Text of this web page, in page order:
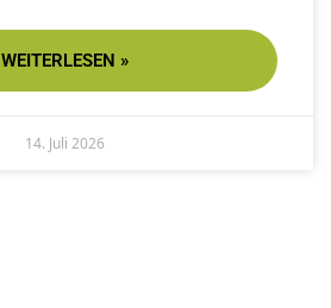
WEITERLESEN »
14. Juli 2026